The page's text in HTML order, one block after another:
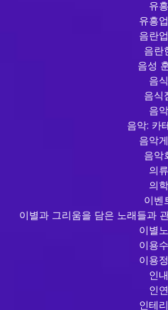
유흥
유흥
음란
음란
음성
음식
음식
음악
음악: 카
음악
음악
의류
의학
이벤
이별과 그리움을 담은 노래들과
이별
이용
이용
인내
인연
인테